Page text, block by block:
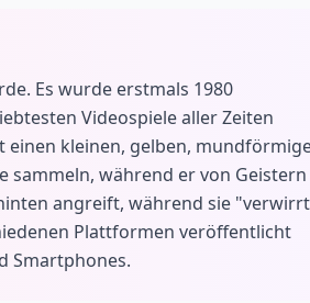
Es wurde erstmals 1980
Videospiele aller Zeiten
einen kleinen, gelben,
sammeln, während er von Geistern
angreift, während sie
Plattformen veröffentlicht
Smartphones.